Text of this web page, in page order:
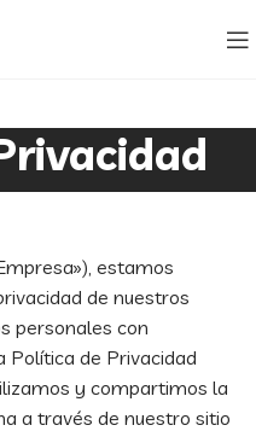
estamos
de nuestros
personales con
Política de Privacidad
y compartimos la
a través de nuestro sitio